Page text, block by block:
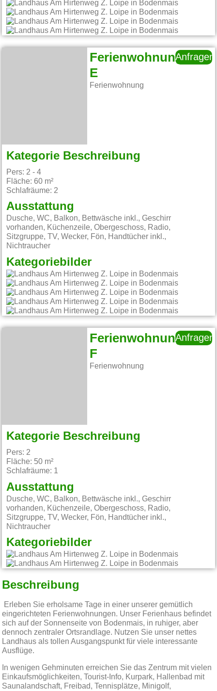
Ferienwohnung
E
Ferienwohnung
Anfragen
Kategorie Beschreibung
Pers: 2 - 4
Fläche: 60 m²
Schlafräume: 2
Ausstattung
Dusche, WC, Balkon, Bettwäsche inkl., Geschirr
vorhanden, Küchenzeile, Obergeschoss, Radio,
Sitzgruppe, TV, Wecker, Fön, Handtücher inkl.,
Nichtraucher
Kategoriebilder
Ferienwohnung
F
Ferienwohnung
Anfragen
Kategorie Beschreibung
Pers: 2
Fläche: 50 m²
Schlafräume: 1
Ausstattung
Dusche, WC, Balkon, Bettwäsche inkl., Geschirr
vorhanden, Küchenzeile, Obergeschoss, Radio,
Sitzgruppe, TV, Wecker, Fön, Handtücher inkl.,
Nichtraucher
Kategoriebilder
Beschreibung
Erleben Sie erholsame Tage in einer unserer gemütlich
eingerichteten Ferienwohnungen. Unser Ferienhaus befindet
sich auf der Sonnenseite von Bodenmais, in ruhiger, aber
dennoch zentraler Ortsrandlage. Nutzen Sie unser nettes
Landhaus als tollen Ausgangspunkt für viele interessante
Ausflüge.
In wenigen Gehminuten erreichen Sie das Zentrum mit vielen
Einkaufsmöglichkeiten, Tourist-Info, Kurpark, Hallenbad mit
Saunalandschaft, Freibad, Tennisplätze, Minigolf,